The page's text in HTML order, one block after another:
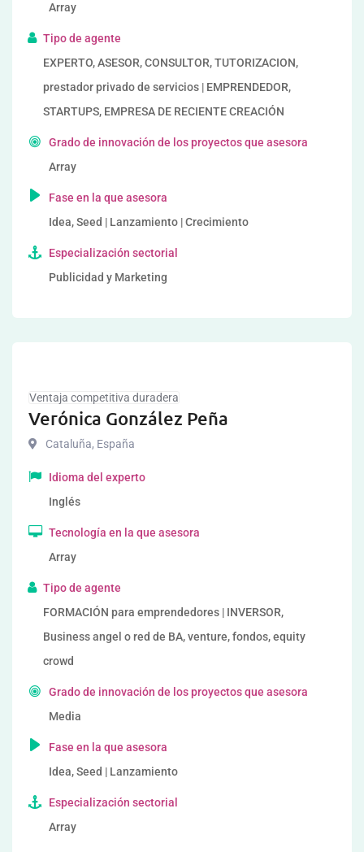
Array
Tipo de agente
EXPERTO, ASESOR, CONSULTOR, TUTORIZACION,
prestador privado de servicios | EMPRENDEDOR,
STARTUPS, EMPRESA DE RECIENTE CREACIÓN
Grado de innovación de los proyectos que asesora
Array
Fase en la que asesora
Idea, Seed | Lanzamiento | Crecimiento
Especialización sectorial
Publicidad y Marketing
Ventaja competitiva duradera
Verónica González Peña
Cataluña, España
Idioma del experto
Inglés
Tecnología en la que asesora
Array
Tipo de agente
FORMACIÓN para emprendedores | INVERSOR,
Business angel o red de BA, venture, fondos, equity
crowd
Grado de innovación de los proyectos que asesora
Media
Fase en la que asesora
Idea, Seed | Lanzamiento
Especialización sectorial
Array